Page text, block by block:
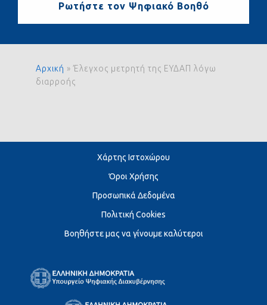
Ρωτήστε τον Ψηφιακό Βοηθό
Αρχική »Έλεγχος μετρητή της ΕΥΔΑΠ λόγω
διαρροής
Χάρτης Ιστοχώρου
Όροι Χρήσης
Προσωπικά Δεδομένα
Πολιτική Cookies
Βοηθήστε μας να γίνουμε καλύτεροι